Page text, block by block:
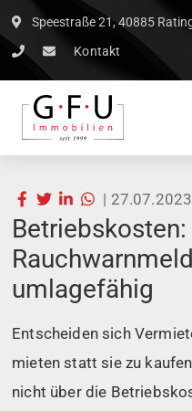
Speestraße 21, 40885
Kontakt
| 27.07.2023
umlagefähig
Entscheiden sich
mieten statt sie zu
nicht über die